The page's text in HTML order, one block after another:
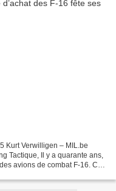
Kurt Verwilligen – MIL.be
Tactique, Il y a quarante ans,
avions de combat F-16. Ce